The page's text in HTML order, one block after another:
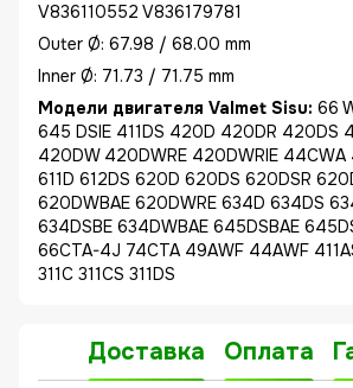
V836110552 V836179781
Outer Ø: 67.98 / 68.00 mm
Inner Ø: 71.73 / 71.75 mm
Модели двигателя Valmet Sisu: 66
645 DSIE 411DS 420D 420DR 420DS
420DW 420DWRE 420DWRIE
611D 612DS 620D 620DS 620DSR
620DWBAE 620DWRE 634D 634DS
634DSBE 634DWBAE 645DSBAE
66CTA-4J 74CTA 49AWF 44AWF
311C 311CS 311DS
Доставка Оплата